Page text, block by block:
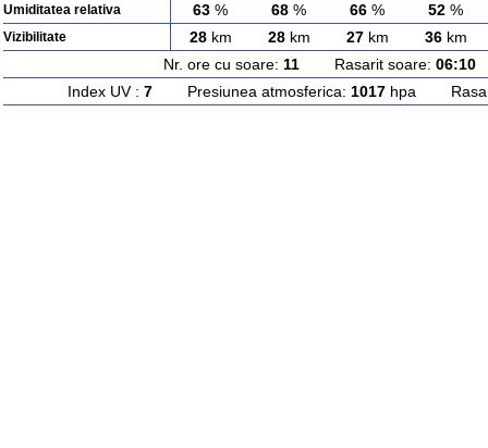
Umiditatea relativa 63 % 68 % 66 % 52 %
Vizibilitate 28km 28km 27km 36km
Nr. ore cu soare: 11 Rasarit soare: 06:10
Index UV : 7Presiunea atmosferica: 1017hpa